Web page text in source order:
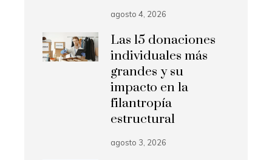
agosto 4, 2026
Las 15 donaciones
individuales más
grandes y su
impacto en la
filantropía
estructural
agosto 3, 2026